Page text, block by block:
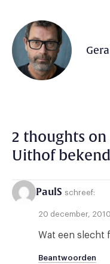
2 thoughts on
Uithof bekend
PaulS schreef:
20 december,
Wat een slecht
Beantwoorden